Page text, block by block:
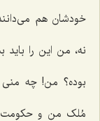
خودشان هم
نه، من این را باید
بوده؟ من! چه
مُلک‌ من و حکومت